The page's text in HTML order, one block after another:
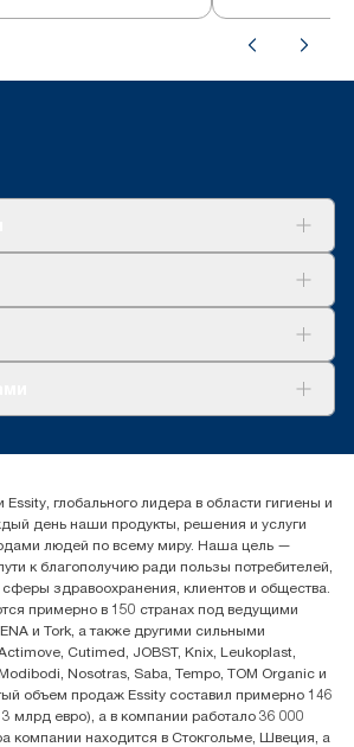
формата
система T2
СНГ
Представительство в Казахстане Пр.
блок, 3 этаж,
г.
глобального лидера в области гигиены и
день наши продукты, решения и услуги
людей по всему миру. Наша цель —
к благополучию ради пользы потребителей,
сферы здравоохранения, клиентов и общества.
примерно в 150 странах под ведущими
и Tork, а также другими сильными
Cutimed, JOBST, Knix, Leukoplast,
Nosotras, Saba, Tempo, TOM Organic и
объем продаж Essity составил примерно 146
млрд евро), а в компании работало 36 000
компании находится в Стокгольме, Швеция, а